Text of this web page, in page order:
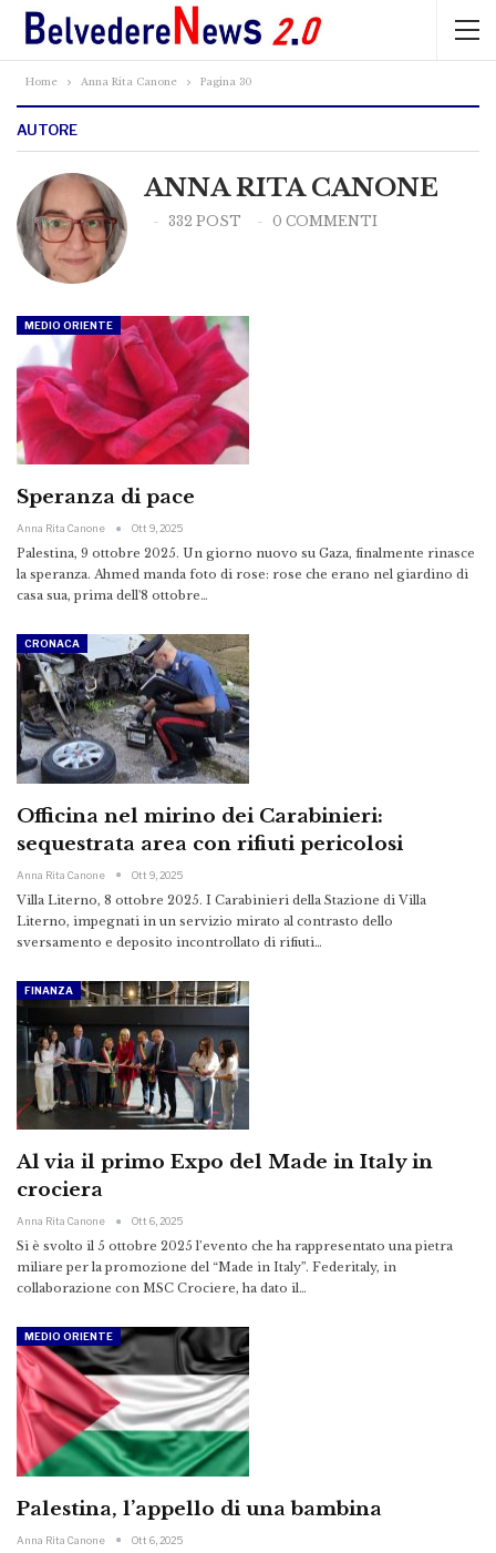
Home Anna Rita Canone Pagina 30
AUTORE
ANNA RITA CANONE
332 POST 0 COMMENTI
MEDIO ORIENTE
Speranza di pace
Anna Rita Canone Ott 9, 2025
Palestina, 9 ottobre 2025. Un giorno nuovo su Gaza, finalmente rinasce
la speranza. Ahmed manda foto di rose: rose che erano nel giardino di
casa sua, prima dell'8 ottobre…
CRONACA
Officina nel mirino dei Carabinieri:
sequestrata area con rifiuti pericolosi
Anna Rita Canone Ott 9, 2025
Villa Literno, 8 ottobre 2025. I Carabinieri della Stazione di Villa
Literno, impegnati in un servizio mirato al contrasto dello
sversamento e deposito incontrollato di rifiuti…
FINANZA
Al via il primo Expo del Made in Italy in
crociera
Anna Rita Canone Ott 6, 2025
Si è svolto il 5 ottobre 2025 l’evento che ha rappresentato una pietra
miliare per la promozione del “Made in Italy”. Federitaly, in
collaborazione con MSC Crociere, ha dato il…
MEDIO ORIENTE
Palestina, l’appello di una bambina
Anna Rita Canone Ott 6, 2025